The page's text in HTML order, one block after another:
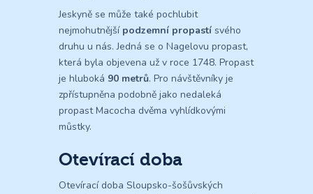
Jeskyně se může také pochlubit
nejmohutnější podzemní propastí svého
druhu u nás. Jedná se o Nagelovu propast,
která byla objevena už v roce 1748. Propast
je hluboká 90 metrů. Pro návštěvníky je
zpřístupněna podobně jako nedaleká
propast Macocha dvěma vyhlídkovými
můstky.
Otevírací doba
Otevírací doba Sloupsko-šošůvských